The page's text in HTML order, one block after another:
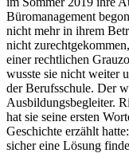
Büromanagement
nicht mehr in ihrem
nicht
einer rechtlichen
wusste sie nicht weiter
der Berufsschule. Der
Ausbildungsbegleiter.
hat sie seine ersten
Geschichte erzählt
sicher eine Lösung